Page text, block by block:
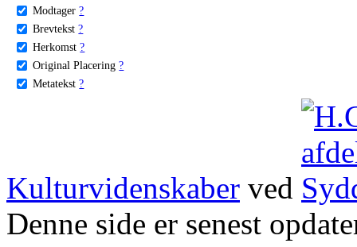
Modtager ?
Brevtekst ?
Herkomst ?
Original Placering ?
Metatekst ?
Kulturvidenskaber ved
Denne side er senest